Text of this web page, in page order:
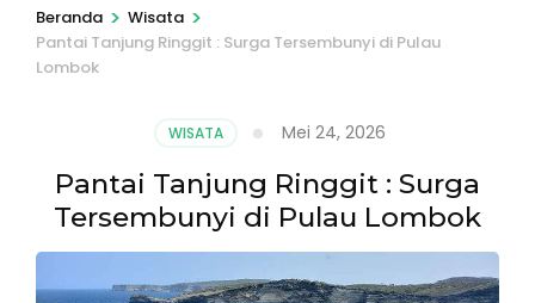
Beranda > Wisata >
Pantai Tanjung Ringgit : Surga Tersembunyi di Pulau
Lombok
WISATA Mei 24, 2026
Pantai Tanjung Ringgit : Surga
Tersembunyi di Pulau Lombok